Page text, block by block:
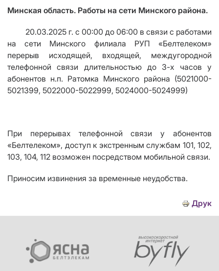
Минская область. Работы на сети Минского района.
20.03.2025 г. с 00:00 до 06:00 в связи с работами
на сети Минского филиала РУП «Белтелеком»
перерыв исходящей, входящей, междугородной
телефонной связи длительностью до 3-х часов у
абонентов н.п. Ратомка Минского района (5021000-
5021399, 5022000-5022999, 5024000-5024999)
При перерывах телефонной связи у абонентов
«Белтелеком», доступ к экстренным службам 101, 102,
103, 104, 112 возможен посредством мобильной связи.
Приносим извинения за временные неудобства.
Друк